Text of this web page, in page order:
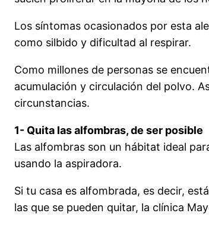
Los síntomas ocasionados por esta
como silbido y dificultad al respirar.
Como millones de personas se
acumulación y circulación del polvo.
circunstancias.
1- Quita las alfombras, de ser posible
Las alfombras son un hábitat ideal
usando la aspiradora.
Si tu casa es alfombrada, es decir,
las que se pueden quitar, la clínica